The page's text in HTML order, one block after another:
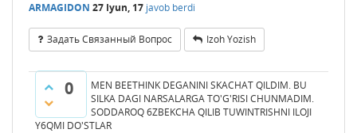
ARMAGIDON 27 Iyun, 17 javob berdi
Задать Связанный Вопрос Izoh Yozish
0
MEN BEETHINK DEGANINI SKACHAT QILDIM. BU
SILKA DAGI NARSALARGA TO'G'RISI CHUNMADIM.
SODDAROQ 6ZBEKCHA QILIB TUWINTRISHNI ILOJI
Y6QMI DO'STLAR